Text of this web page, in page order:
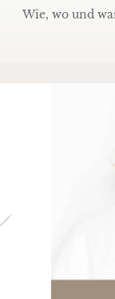
Wie, wo und